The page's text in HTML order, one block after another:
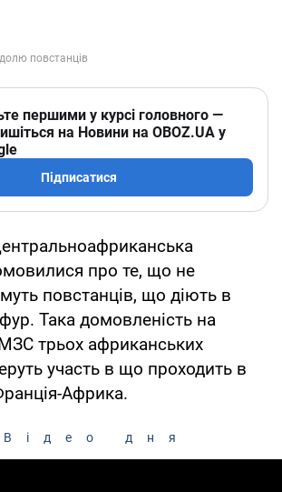
першими у курсі головного —
на Новини на OBOZ.UA у
Підписатися
про те, що не
повстанців, що діють в
Така домовленість на
МЗС трьох африканських
участь в що проходить в
Африка.
Відео дня